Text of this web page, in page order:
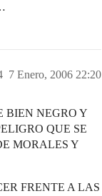
7 Enero, 2006 22:20
BIEN NEGRO Y
QUE SE
MORALES Y
FRENTE A LAS